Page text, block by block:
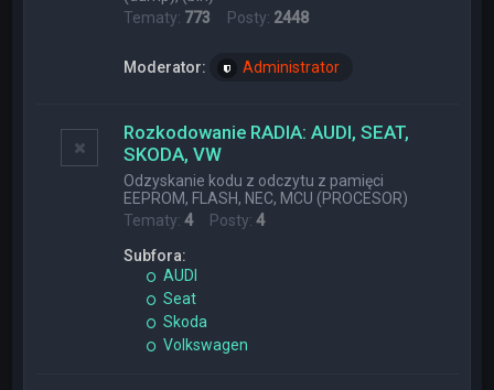
Tematy: 773 Posty: 2448
Moderator: Administrator
Rozkodowanie RADIA: AUDI, SEAT,
SKODA, VW
Odzyskanie kodu z odczytu z pamięci
EEPROM, FLASH, NEC, MCU (PROCESOR)
Tematy:4Posty:4
Subfora:
AUDI
Seat
Skoda
Volkswagen